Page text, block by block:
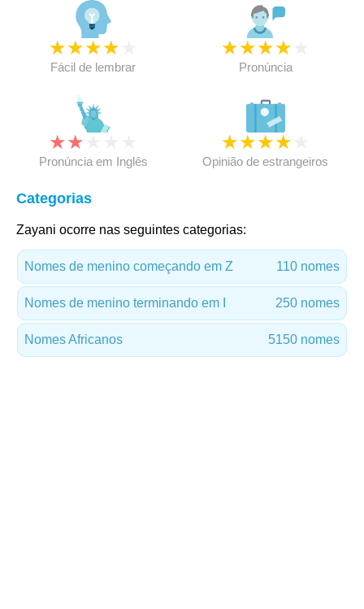
★★★★
Fácil de lembrar
★★★★
Pronúncia
★★
Pronúncia em Inglês
★★★★
Opinião de estrangeiros
Categorias
Zayani ocorre nas seguintes categorias:
Nomes de menino começando em Z 110 nomes
Nomes de menino terminando em I 250 nomes
Nomes Africanos 5150 nomes